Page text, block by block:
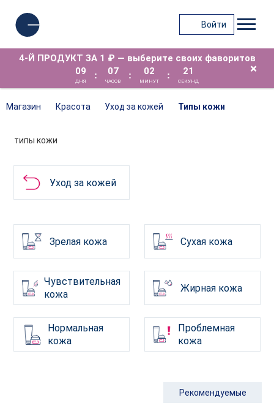
Войти
4-Й ПРОДУКТ ЗА 1 ₽ — выберите своих фаворитов
09
ДНЯ
: 07
ЧАСОВ
: 02
МИНУТ
: 20
СЕКУНД
×
Магазин Красота Уход за кожей Типы кожи
ТИПЫ КОЖИ
Уход за кожей
Зрелая кожа Сухая кожа
Чувствительная
кожа
Жирная кожа
Нормальная
кожа
Проблемная
кожа
Рекомендуемые